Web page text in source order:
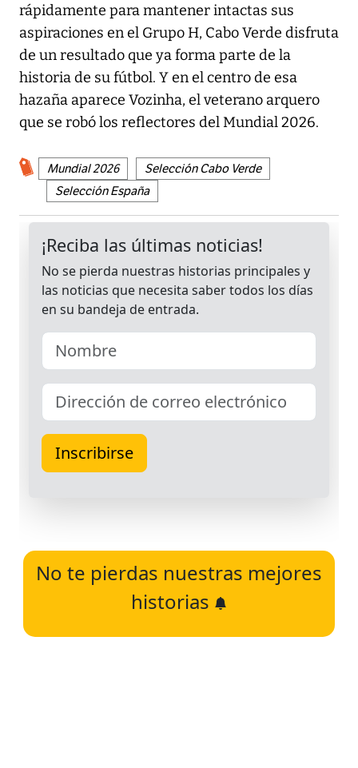
rápidamente para mantener intactas sus
aspiraciones en el Grupo H, Cabo Verde disfruta
de un resultado que ya forma parte de la
historia de su fútbol. Y en el centro de esa
hazaña aparece Vozinha, el veterano arquero
que se robó los reflectores del Mundial 2026.
Mundial 2026
Selección Cabo Verde
Selección España
No te pierdas nuestras mejores
historias